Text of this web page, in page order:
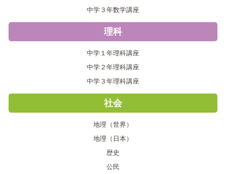
中学３年数学講座
理科
中学１年理科講座
中学２年理科講座
中学３年理科講座
社会
地理（世界）
地理（日本）
歴史
公民